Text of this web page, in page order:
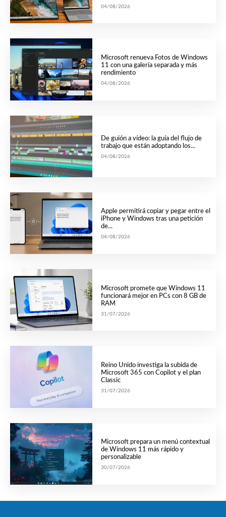
04/08/2026
Microsoft renueva Fotos de Windows
11 con una galería separada y más
rendimiento
04/08/2026
De guión a vídeo: la guía del flujo de
trabajo que están adoptando los...
04/08/2026
Apple permitirá copiar y pegar entre el
iPhone y Windows tras una petición
de...
04/08/2026
Microsoft promete que Windows 11
funcionará mejor en PCs con 8 GB de
RAM
31/07/2026
Reino Unido investiga la subida de
Microsoft 365 con Copilot y el plan
Classic
31/07/2026
Microsoft prepara un menú contextual
de Windows 11 más rápido y
personalizable
30/07/2026